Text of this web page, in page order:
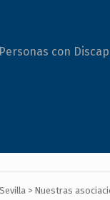
con
> Nuestras